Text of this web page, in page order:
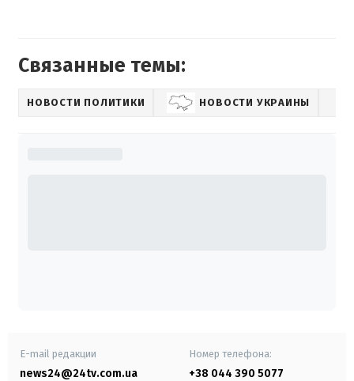
Связанные темы:
НОВОСТИ ПОЛИТИКИ НОВОСТИ УКРАИНЫ
E-mail редакции
news24@24tv.com.ua
Номер телефона:
+38 044 390 5077